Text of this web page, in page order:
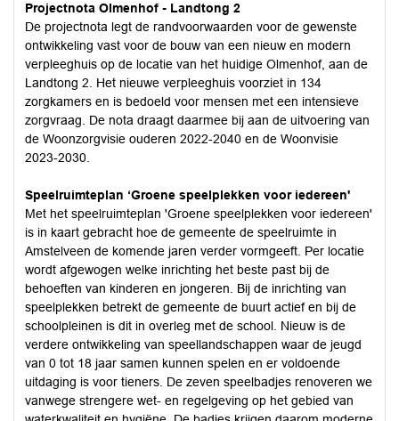
Projectnota Olmenhof - Landtong 2
De projectnota legt de randvoorwaarden voor de gewenste
ontwikkeling vast voor de bouw van een nieuw en modern
verpleeghuis op de locatie van het huidige Olmenhof, aan de
Landtong 2. Het nieuwe verpleeghuis voorziet in 134
zorgkamers en is bedoeld voor mensen met een intensieve
zorgvraag. De nota draagt daarmee bij aan de uitvoering van
de Woonzorgvisie ouderen 2022-2040 en de Woonvisie
2023-2030.
Speelruimteplan ‘Groene speelplekken voor iedereen'
Met het speelruimteplan 'Groene speelplekken voor iedereen'
is in kaart gebracht hoe de gemeente de speelruimte in
Amstelveen de komende jaren verder vormgeeft. Per locatie
wordt afgewogen welke inrichting het beste past bij de
behoeften van kinderen en jongeren. Bij de inrichting van
speelplekken betrekt de gemeente de buurt actief en bij de
schoolpleinen is dit in overleg met de school. Nieuw is de
verdere ontwikkeling van speellandschappen waar de jeugd
van 0 tot 18 jaar samen kunnen spelen en er voldoende
uitdaging is voor tieners. De zeven speelbadjes renoveren we
vanwege strengere wet- en regelgeving op het gebied van